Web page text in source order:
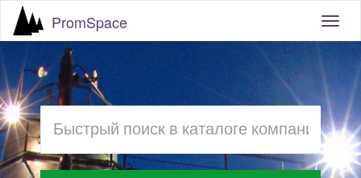
PromSpace